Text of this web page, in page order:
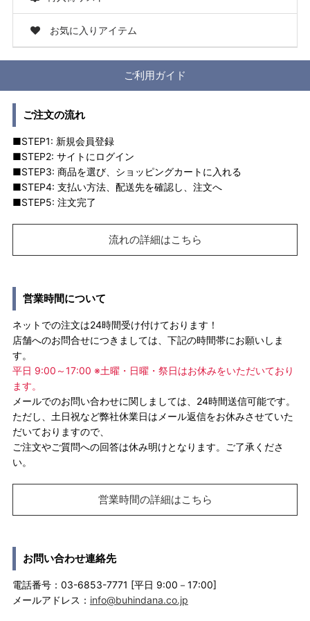
お気に入りアイテム
ご利用ガイド
ご注文の流れ
■STEP1: 新規会員登録
■STEP2: サイトにログイン
■STEP3: 商品を選び、ショッピングカートに入れる
■STEP4: 支払い方法、配送先を確認し、注文へ
■STEP5: 注文完了
流れの詳細はこちら
営業時間について
ネットでの注文は24時間受け付けております！
店舗へのお問合せにつきましては、下記の時間帯にお願いしま
す。
平日 9:00～17:00 ※土曜・日曜・祭日はお休みをいただいており
ます。
メールでのお問い合わせに関しましては、24時間送信可能です。
ただし、土日祝など弊社休業日はメール返信をお休みさせていた
だいておりますので、
ご注文やご質問への回答は休み明けとなります。ご了承くださ
い。
営業時間の詳細はこちら
お問い合わせ連絡先
電話番号：03-6853-7771 [平日 9:00－17:00]
メールアドレス： info@buhindana.co.jp